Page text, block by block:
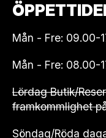
Mån - Fre: 09.00-
Mån - Fre: 08.00-
Lördag Butik/
framkommlighet
Söndag/Röda